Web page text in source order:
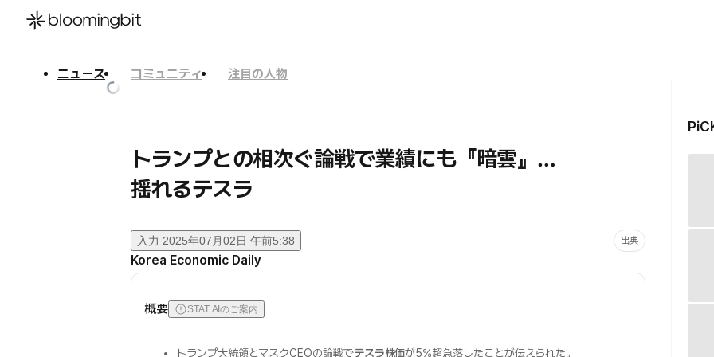
ニュース コミュニティ
注目の人物
トランプとの相次ぐ論戦で業績にも『暗雲』…
揺れるテスラ
入力 2025年07月02日 午前5:38 出典
Korea Economic Daily
概要 STAT AIのご案内
トランプ大統領とマスクCEOの論戦でテスラ株価が5%超急落したことが伝えられた。